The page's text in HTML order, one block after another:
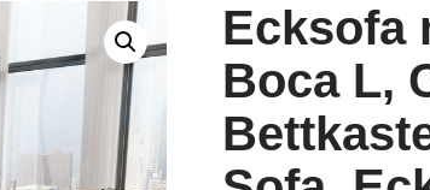
Ecksofa
Boca L,